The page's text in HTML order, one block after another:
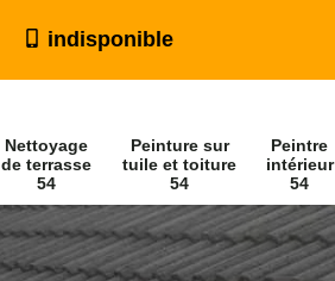
indisponible
Nettoyage
de terrasse
54
Peinture sur
tuile et toiture
54
Peintre
intérieur
54